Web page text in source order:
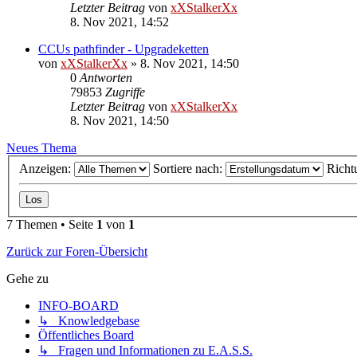
Letzter Beitrag von xXStalkerXx
8. Nov 2021, 14:52
CCUs pathfinder - Upgradeketten
von xXStalkerXx » 8. Nov 2021, 14:50
0Antworten
79853 Zugriffe
Letzter Beitrag von xXStalkerXx
8. Nov 2021, 14:50
Neues Thema
Anzeigen:
Sortiere nach:
7 Themen • Seite 1 von 1
Zurück zur Foren-Übersicht
Gehe zu
INFO-BOARD
↳ Knowledgebase
Öffentliches Board
↳ Fragen und Informationen zu E.A.S.S.